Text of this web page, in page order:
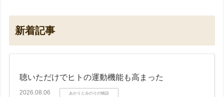
新着記事
聴いただけでヒトの運動機能も高まった
2026.08.06 あかりとみのりの物語